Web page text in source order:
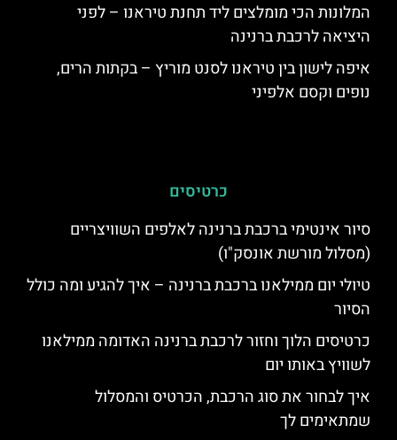
המלונות הכי מומלצים ליד תחנת טיראנו – לפני
היציאה לרכבת ברנינה
איפה לישון בין טיראנו לסנט מוריץ – בקתות הרים,
נופים וקסם אלפיני
כרטיסים
סיור אינטימי ברכבת ברנינה לאלפים השוויצריים
(מסלול מורשת אונסק"ו)
טיולי יום ממילאנו ברכבת ברנינה – איך להגיע ומה כולל
הסיור
כרטיסים הלוך וחזור לרכבת ברנינה האדומה ממילאנו
לשוויץ באותו יום
איך לבחור את סוג הרכבת, הכרטיס והמסלול
שמתאימים לך